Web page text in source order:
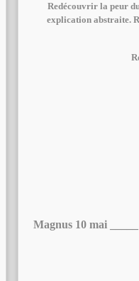
Redécouvrir la peur
explication abstraite.
Magnus 10 mai _____